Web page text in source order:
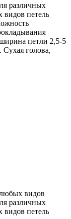
различных
видов петель
петли 2,5-5
голова,
видов
различных
видов петель